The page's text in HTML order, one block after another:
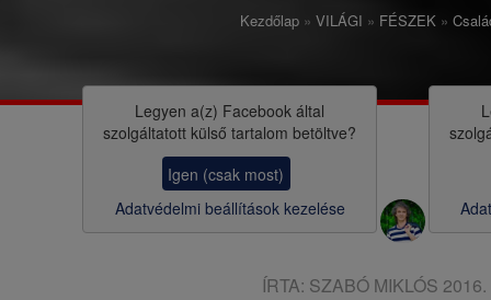
n
i
o
Kezdőlap VILÁGI FÉSZEK
Legyen a(z) Facebook által
szolgáltatott külső tartalom betöltve?
Igen (csak most)
Adatvédelmi beállítások kezelése
ÍRTA: SZABÓ MIKLÓS